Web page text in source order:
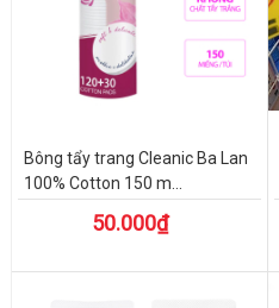
Bông tẩy trang Cleanic Ba Lan
100% Cotton 150 m...
50.000₫